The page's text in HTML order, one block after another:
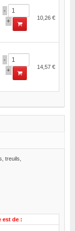
-
+
10,26 €
-
+
14,57 €
treuils,
est de :